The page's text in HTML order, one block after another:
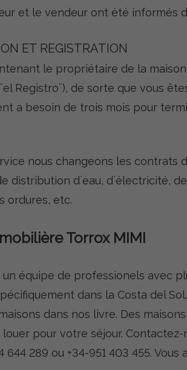
et le vendeur ont été informés
ET REGISTRATION
le propriétaire de la
Registro¨), de sorte que vous
a besoin de trois mois pour
nous changeons les contrats
distribution d´eau, d´électricité,
ordures, etc.
Torrox MIMI
un équipe de professionels avec
dans la Costa del
dans nos livre. Des
louer pour votre séjour.
644 289 ou +34-951 403 455. Vous